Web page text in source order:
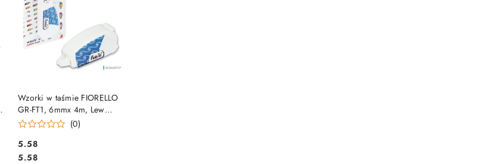
Wzorki w taśmie FIORELLO
GR-FT1, 6mmx 4m, Lew
Morski 170-2408
(0)
Cena:
5.58
Cena:
5.58
DO KOSZYKA